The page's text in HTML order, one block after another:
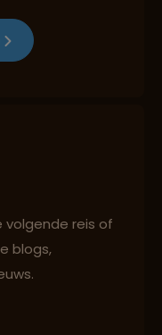
cultuur en milieu
volgende reis of
blogs,